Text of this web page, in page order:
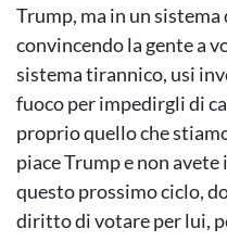
Trump, ma in un
convincendo la gente a
sistema tirannico, usi
fuoco per impedirgli di
proprio quello che
piace Trump e non
questo prossimo ciclo,
diritto di votare per lui,